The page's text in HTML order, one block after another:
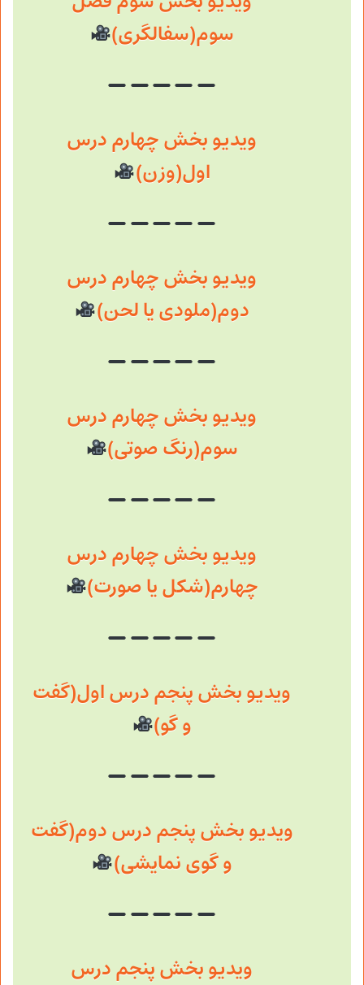
سوم(سفالگری)
ویدیو بخش چهارم درس
اول(وزن)
ویدیو بخش چهارم درس
دوم(ملودی یا لحن)
ویدیو بخش چهارم درس
سوم(رنگ صوتی)
ویدیو بخش چهارم درس
چهارم(شکل یا صورت)
ویدیو بخش پنجم درس اول(گفت
و گو)
ویدیو بخش پنجم درس دوم(گفت
و گوی نمایشی)
ویدیو بخش پنجم درس